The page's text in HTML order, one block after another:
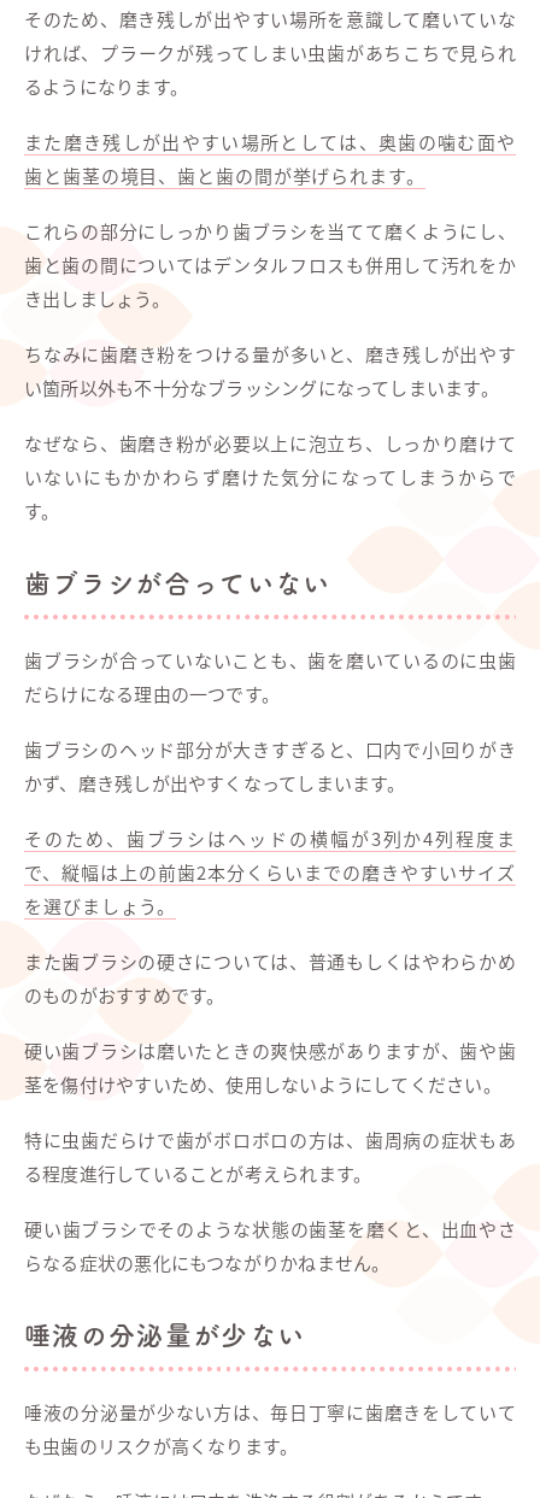
そのため、磨き残しが出やすい場所を意識して磨いていな
ければ、プラークが残ってしまい虫歯があちこちで見られ
るようになります。
また磨き残しが出やすい場所としては、奥歯の噛む面や
歯と歯茎の境目、歯と歯の間が挙げられます。
これらの部分にしっかり歯ブラシを当てて磨くようにし、
歯と歯の間についてはデンタルフロスも併用して汚れをか
き出しましょう。
ちなみに歯磨き粉をつける量が多いと、磨き残しが出やす
い箇所以外も不十分なブラッシングになってしまいます。
なぜなら、歯磨き粉が必要以上に泡立ち、しっかり磨けて
いないにもかかわらず磨けた気分になってしまうからで
す。
歯ブラシが合っていない
歯ブラシが合っていないことも、歯を磨いているのに虫歯
だらけになる理由の一つです。
歯ブラシのヘッド部分が大きすぎると、口内で小回りがき
かず、磨き残しが出やすくなってしまいます。
そのため、歯ブラシはヘッドの横幅が3列か4列程度ま
で、縦幅は上の前歯2本分くらいまでの磨きやすいサイズ
を選びましょう。
また歯ブラシの硬さについては、普通もしくはやわらかめ
のものがおすすめです。
硬い歯ブラシは磨いたときの爽快感がありますが、歯や歯
茎を傷付けやすいため、使用しないようにしてください。
特に虫歯だらけで歯がボロボロの方は、歯周病の症状もあ
る程度進行していることが考えられます。
硬い歯ブラシでそのような状態の歯茎を磨くと、出血やさ
らなる症状の悪化にもつながりかねません。
唾液の分泌量が少ない
唾液の分泌量が少ない方は、毎日丁寧に歯磨きをしていて
も虫歯のリスクが高くなります。